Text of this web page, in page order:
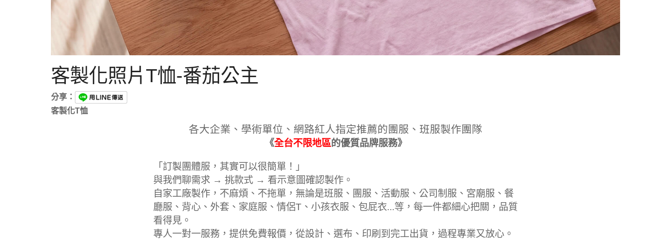
客製化照片T恤-番茄公主
分享：
客製化T恤
各大企業、學術單位、網路紅人指定推薦的團服、班服製作團隊
《全台不限地區的優質品牌服務》
「訂製團體服，其實可以很簡單！」
與我們聊需求 → 挑款式 → 看示意圖確認製作。
自家工廠製作，不麻煩、不拖單，無論是班服、團服、活動服、公司制服、宮廟服、餐
廳服、背心、外套、家庭服、情侶T、小孩衣服、包屁衣...等，每一件都細心把關，品質
看得見。
專人一對一服務，提供免費報價，從設計、選布、印刷到完工出貨，過程專業又放心。